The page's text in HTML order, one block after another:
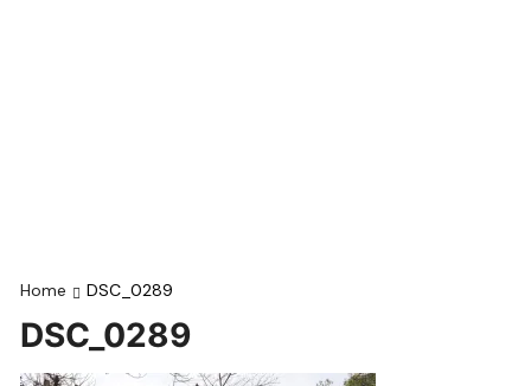
Home DSC_0289
DSC_0289